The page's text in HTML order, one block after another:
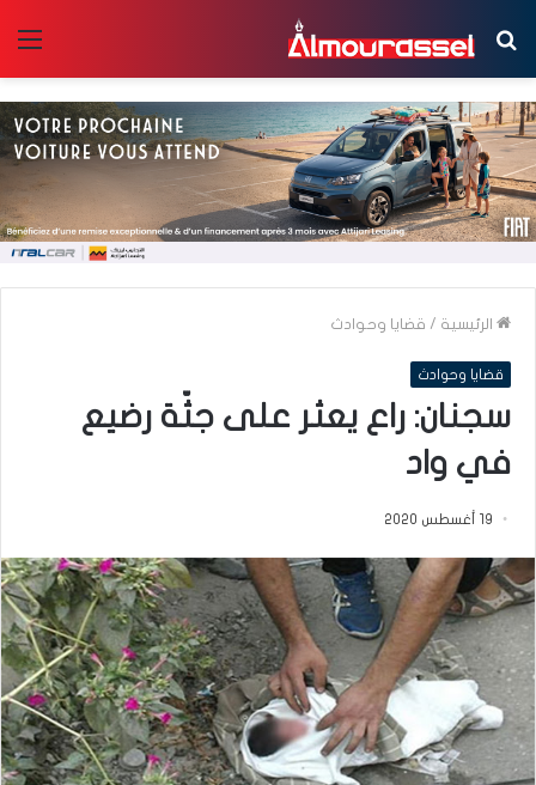
بحث
عن
الرئيسية / قضايا وحوادث
قضايا وحوادث
سجنان: راع يعثر على جثّة رضيع
في واد
19 أغسطس 2020